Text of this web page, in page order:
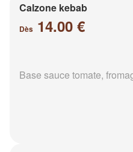
Calzone kebab
Dès 14.00 €
Base sauce tomate,